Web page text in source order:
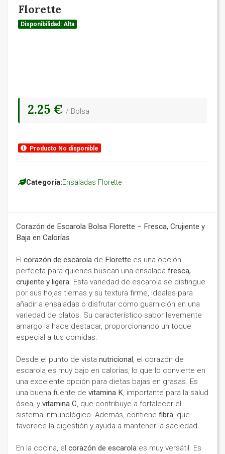
Florette
Disponibilidad: Alta
2.25 € / Bolsa
Producto No disponible
Categoría:Ensaladas Florette
Corazón de Escarola Bolsa Florette – Fresca, Crujiente y
Baja en Calorías
El corazón de escarola de Florette es una opción
perfecta para quienes buscan una ensalada fresca,
crujiente y ligera. Esta variedad de escarola se distingue
por sus hojas tiernas y su textura firme, ideales para
añadir a ensaladas o disfrutar como guarnición en una
variedad de platos. Su característico sabor levemente
amargo la hace destacar, proporcionando un toque
especial a tus comidas.
Desde el punto de vista nutricional, el corazón de
escarola es muy bajo en calorías, lo que lo convierte en
una excelente opción para dietas bajas en grasas. Es
una buena fuente de vitamina K, importante para la salud
ósea, y vitamina C, que contribuye a fortalecer el
sistema inmunológico. Además, contiene fibra, que
favorece la digestión y ayuda a mantener la saciedad.
En la cocina, el corazón de escarola es muy versátil. Es